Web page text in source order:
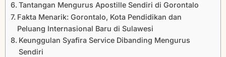
Tantangan Mengurus Apostille Sendiri di Gorontalo
Fakta Menarik: Gorontalo, Kota Pendidikan dan
Peluang Internasional Baru di Sulawesi
Keunggulan Syafira Service Dibanding Mengurus
Sendiri